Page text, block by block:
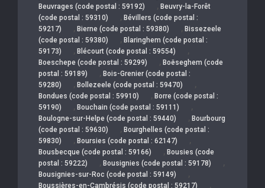
Beuvrages (code postal : 59192) , Beuvry-la-Forêt
(code postal : 59310)
, Bévillers (code postal :
59217)
, Bierne (code postal : 59380) , Bissezeele
(code postal : 59380)
, Blaringhem (code postal :
59173)
, Blécourt (code postal : 59554) ,
Boeschepe (code postal : 59299) , Boëseghem (code
postal : 59189)
, Bois-Grenier (code postal :
59280)
, Bollezeele (code postal : 59470) ,
Bondues (code postal : 59910) , Borre (code postal :
59190)
, Bouchain (code postal : 59111) ,
Boulogne-sur-Helpe (code postal : 59440) , Bourbourg
(code postal : 59630)
, Bourghelles (code postal :
59830)
, Boursies (code postal : 62147) ,
Bousbecque (code postal : 59166) , Bousies (code
postal : 59222)
, Bousignies (code postal : 59178) ,
Bousignies-sur-Roc (code postal : 59149) ,
Boussières-en-Cambrésis (code postal : 59217) ,